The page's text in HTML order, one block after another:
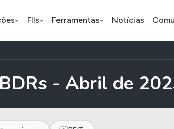
FIIs Ferramentas Notícias
- Abril de